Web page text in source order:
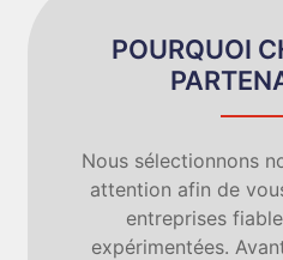
POURQUOI
Nous sélectionnons
attention afin de
entreprises
expérimentées.